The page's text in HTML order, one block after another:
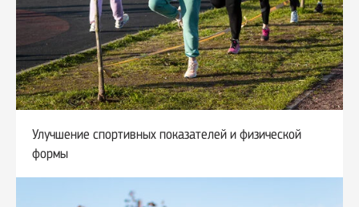
Улучшение спортивных показателей и физической
формы